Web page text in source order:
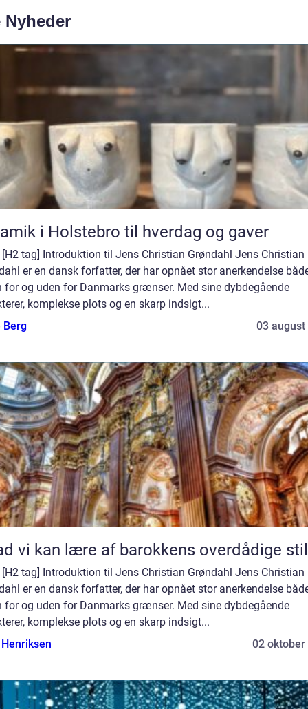
Nyheder
i Holstebro til hverdag og gaver
tag] Introduktion til Jens Christian Grøndahl Jens Christian
er en dansk forfatter, der har opnået stor anerkendelse
for og uden for Danmarks grænser. Med sine dybdegående
komplekse plots og en skarp indsigt...
Berg
03 august
vi kan lære af barokkens overdådige stil
tag] Introduktion til Jens Christian Grøndahl Jens Christian
er en dansk forfatter, der har opnået stor anerkendelse
for og uden for Danmarks grænser. Med sine dybdegående
komplekse plots og en skarp indsigt...
02 oktober